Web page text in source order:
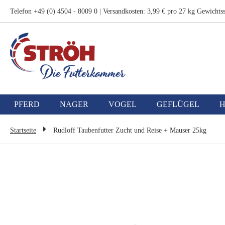
Telefon +49 (0) 4504 - 8009 0 | Versandkosten: 3,99 € pro 27 kg
Zum
Inhalt
springen
PFERD NAGER VOGEL GEFLÜGEL
Startseite Rudloff Taubenfutter Zucht und Reise + Mauser 25kg